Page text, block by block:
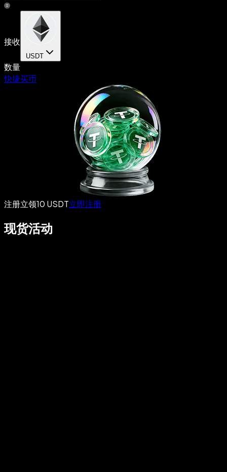
接收
USDT
数量
快捷买币
注册立领10 USDT立即注册
现货活动